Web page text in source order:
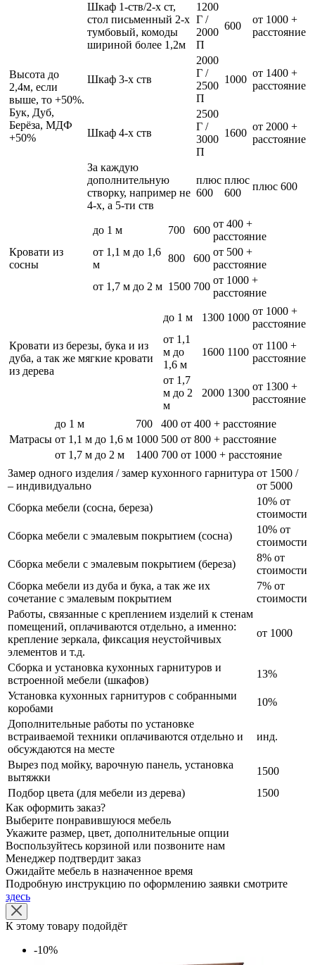
Высота до
2,4м, если
выше, то +50%.
Бук, Дуб,
Берёза, МДФ
+50%
Шкаф 1-ств/2-х ст,
стол письменный 2-х
тумбовый, комоды
шириной более 1,2м
1200
Г /
2000
П
600
от 1000 +
расстояние
Шкаф 3-х ств
2000
Г /
2500
П
1000
от 1400 +
расстояние
Шкаф 4-х ств
2500
Г /
3000
П
1600
от 2000 +
расстояние
За каждую
дополнительную
створку, например не
4-х, а 5-ти ств
плюс
600
плюс
600
плюс 600
Кровати из
сосны
до 1 м 700 600
от 400 +
расстояние
от 1,1 м до 1,6
м
800 600
от 500 +
расстояние
от 1,7 м до 2 м 1500 700
от 1000 +
расстояние
Кровати из березы, бука и из
дуба, а так же мягкие кровати
из дерева
до 1 м 1300 1000
от 1000 +
расстояние
от 1,1
м до
1,6 м
1600 1100
от 1100 +
расстояние
от 1,7
м до 2
м
2000 1300
от 1300 +
расстояние
Матрасы
до 1 м 700 400 от 400 + расстояние
от 1,1 м до 1,6 м 1000 500 от 800 + расстояние
от 1,7 м до 2 м
1400 700 от 1000 + расстояние
Замер одного изделия / замер кухонного гарнитура
– индивидуально
от 1500 /
от 5000
Сборка мебели (сосна, береза)
10% от
стоимости
Сборка мебели с эмалевым покрытием (сосна)
10% от
стоимости
Сборка мебели с эмалевым покрытием (береза)
8% от
стоимости
Сборка мебели из дуба и бука, а так же их
сочетание с эмалевым покрытием
7% от
стоимости
Работы, связанные с креплением изделий к стенам
помещений, оплачиваются отдельно, а именно:
крепление зеркала, фиксация неустойчивых
элементов и т.д.
от 1000
Сборка и установка кухонных гарнитуров и
встроенной мебели (шкафов)
13%
Установка кухонных гарнитуров с собранными
коробами
10%
Дополнительные работы по установке
встраиваемой техники оплачиваются отдельно и
обсуждаются на месте
инд.
Вырез под мойку, варочную панель, установка
вытяжки
1500
Подбор цвета (для мебели из дерева)
1500
Как оформить заказ?
Выберите понравившуюся мебель
Укажите размер, цвет, дополнительные опции
Воспользуйтесь корзиной или позвоните нам
Менеджер подтвердит заказ
Ожидайте мебель в назначенное время
Подробную инструкцию по оформлению заявки смотрите
здесь
К этому товару подойдёт
-10%